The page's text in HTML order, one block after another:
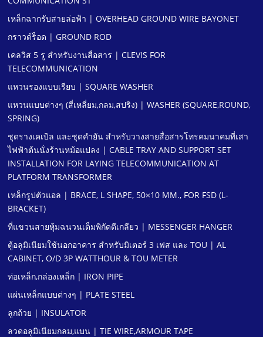
เหล็กฉากรับสายล่อฟ้า | OVERHEAD GROUND WIRE BAYONET
กราวด์ร็อด | GROUND ROD
เคลวิส 5 รู สําหรับงานสื่อสาร | CLEVIS FOR
TELECOMMUNICATION
แหวนรองแบบเรียบ | SQUARE WASHER
แหวนแบบต่างๆ (สี่เหลี่ยม,กลม,สปริง) | WASHER (SQUARE,ROUND,
SPRING)
ชุดรางเคเบิล และชุดคํายัน สําหรับวางสายสื่อสารโทรคมนาคมที่เสา
ไฟฟ้าต้นนั่งร้านหม้อแปลง | CABLE TRAY AND SUPPORT SET
INSTALLATION FOR LAYING TELECOMMUNICATION AT
PLATFORM TRANSFORMER
เหล็กรูปตัวแอล | BRACE, L SHAPE, 50×10 MM., FOR FSD (L-
BRACKET)
ที่แขวนสายหุ้มฉนวนเต็มพิกัดตีเกลียว | MESSENGER HANGER
ตู้อลูมิเนียมใช้นอกอาคาร สําหรับมิเตอร์ 3 เฟส และ TOU | AL
CABINET, O/D 3P WATTHOUR & TOU METER
ท่อเหล็ก,กล่องเหล็ก | IRON PIPE
แผ่นเหล็กแบบต่างๆ | PLATE STEEL
ลูกถ้วย | INSULATOR
ลวดอลูมิเนียมกลม,แบน | TIE WIRE,ARMOUR TAPE